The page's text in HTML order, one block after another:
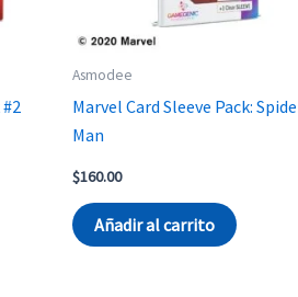
Asmodee
Marvel Card Sleeve Pack:
Man
$160.00
Añadir al carrito